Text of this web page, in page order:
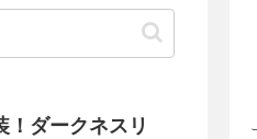
！ダークネスリ